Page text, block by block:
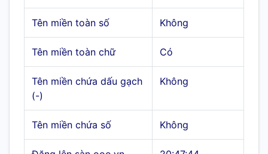
Tên miền toàn số Không
Tên miền toàn chữ Có
Tên miền chứa dấu gạch
(-)
Không
Tên miền chứa số Không